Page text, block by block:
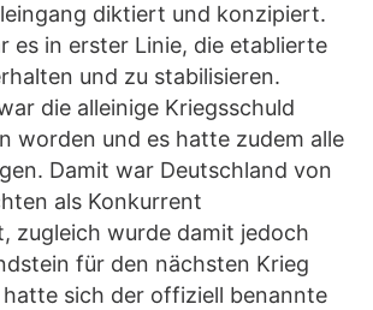
diktiert und konzipiert.
es in erster Linie, die etablierte
und zu stabilisieren.
die alleinige Kriegsschuld
worden und es hatte zudem alle
Damit war Deutschland von
als Konkurrent
zugleich wurde damit jedoch
für den nächsten Krieg
sich der offiziell benannte